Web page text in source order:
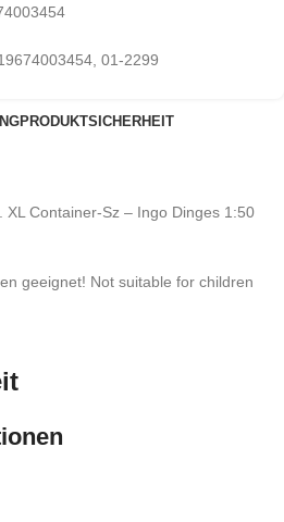
, 01-2299
PRODUKTSICHERHEIT
XL Container-Sz – Ingo Dinges 1:50
geeignet! Not suitable for children